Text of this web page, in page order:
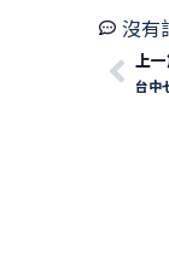
沒有
上
台中